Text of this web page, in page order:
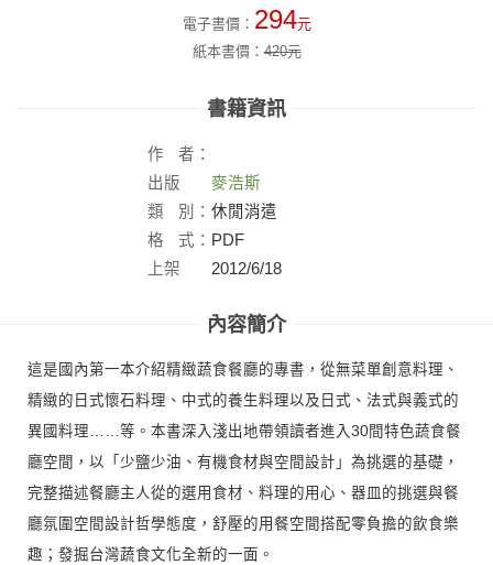
電子書價： 294元
紙本書價：420元
書籍資訊
作
者：
出版
社：
麥浩斯
類
別： 休閒消遣
格
式： PDF
上架
2012/6/18
內容簡介
這是國內第一本介紹精緻蔬食餐廳的專書，從無菜單創意料理、
精緻的日式懷石料理、中式的養生料理以及日式、法式與義式的
異國料理……等。本書深入淺出地帶領讀者進入30間特色蔬食餐
廳空間，以「少鹽少油、有機食材與空間設計」為挑選的基礎，
完整描述餐廳主人從的選用食材、料理的用心、器皿的挑選與餐
廳氛圍空間設計哲學態度，舒壓的用餐空間搭配零負擔的飲食樂
趣；發掘台灣蔬食文化全新的一面。